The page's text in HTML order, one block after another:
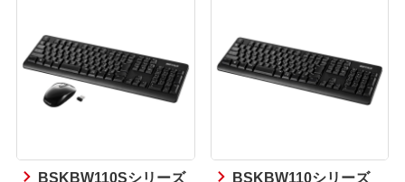
BSKBW110Sシリーズ BSKBW110シリーズ